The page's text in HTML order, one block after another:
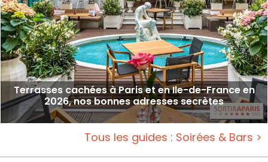
Terrasses cachées à Paris et en Ile-de-France en
2026, nos bonnes adresses secrètes
Tous les guides : Soirées & Bars >